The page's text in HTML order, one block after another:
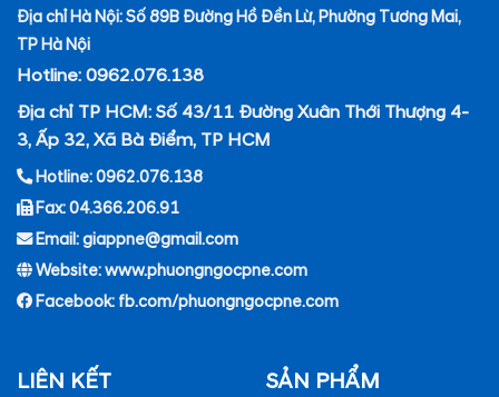
Địa chỉ Hà Nội: Số 89B Đường Hồ Đền Lừ, Phường Tương Mai,
TP Hà Nội
Hotline: 0962.076.138
Địa chỉ TP HCM: Số 43/11 Đường Xuân Thới Thượng 4-
3, Ấp 32, Xã Bà Điểm, TP HCM
Hotline: 0962.076.138
Fax: 04.366.206.91
Email: giappne@gmail.com
Website: www.phuongngocpne.com
Facebook: fb.com/phuongngocpne.com
LIÊN KẾT SẢN PHẨM